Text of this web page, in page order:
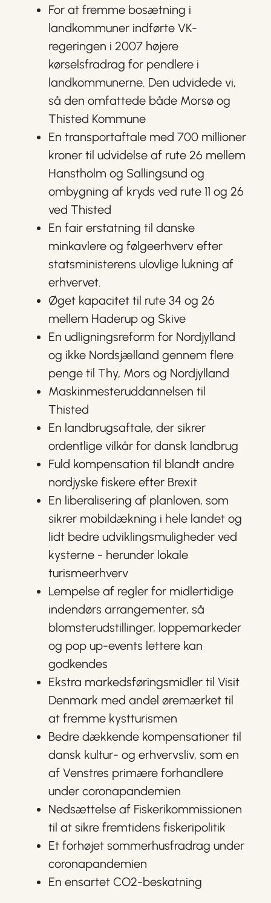
For at fremme bosætning i
landkommuner indførte VK-
regeringen i 2007 højere
kørselsfradrag for pendlere i
landkommunerne. Den udvidede vi,
så den omfattede både Morsø og
Thisted Kommune
En transportaftale med 700 millioner
kroner til udvidelse af rute 26 mellem
Hanstholm og Sallingsund og
ombygning af kryds ved rute 11 og 26
ved Thisted
En fair erstatning til danske
minkavlere og følgeerhverv efter
statsministerens ulovlige lukning af
erhvervet.
Øget kapacitet til rute 34 og 26
mellem Haderup og Skive
En udligningsreform for Nordjylland
og ikke Nordsjælland gennem flere
penge til Thy, Mors og Nordjylland
Maskinmesteruddannelsen til
Thisted
En landbrugsaftale, der sikrer
ordentlige vilkår for dansk landbrug
Fuld kompensation til blandt andre
nordjyske fiskere efter Brexit
En liberalisering af planloven, som
sikrer mobildækning i hele landet og
lidt bedre udviklingsmuligheder ved
kysterne - herunder lokale
turismeerhverv
Lempelse af regler for midlertidige
indendørs arrangementer, så
blomsterudstillinger, loppemarkeder
og pop up-events lettere kan
godkendes
Ekstra markedsføringsmidler til Visit
Denmark med andel øremærket til
at fremme kystturismen
Bedre dækkende kompensationer til
dansk kultur- og erhvervsliv, som en
af Venstres primære forhandlere
under coronapandemien
Nedsættelse af Fiskerikommissionen
til at sikre fremtidens fiskeripolitik
Et forhøjet sommerhusfradrag under
coronapandemien
En ensartet CO2-beskatning